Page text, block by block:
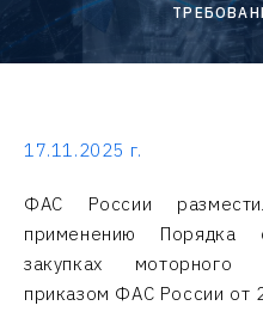
17.11.2025 г.
ФАС России
применению
закупках моторного
приказом ФАС России от